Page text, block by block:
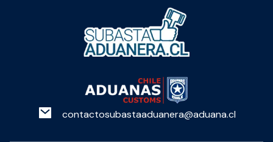
contactosubastaaduanera@aduana.cl